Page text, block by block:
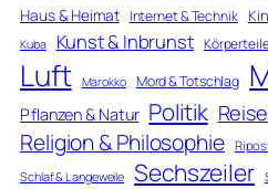
Haus & Heimat Internet & Technik
Kuba Kunst & Inbrunst
Luft Marokko Mord & Totschlag
Pflanzen & Natur Politik
Religion & Philosophie
Schlaf & Langeweile Sechszeiler